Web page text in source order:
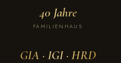
40 Jahre
FAMILIENHAUS
GIA · IGI · HRD